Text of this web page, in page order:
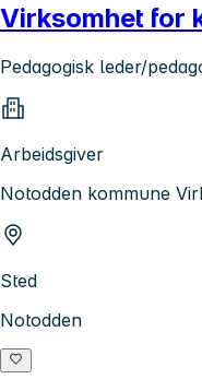
Virksomhet for
Pedagogisk leder/
Arbeidsgiver
Notodden kommune
Sted
Notodden